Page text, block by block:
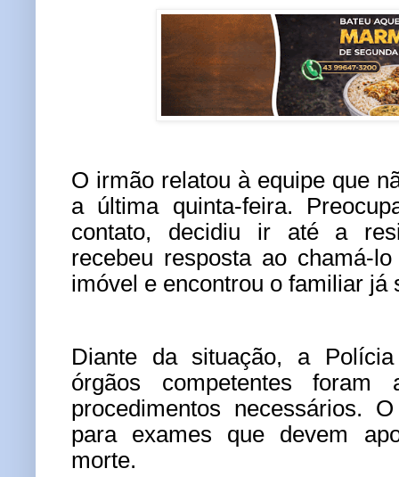
O irmão relatou à equipe que
a última quinta-feira.
contato, decidiu ir até a
recebeu resposta ao chamá-
imóvel e encontrou o familiar já
Diante da situação, a
órgãos competentes foram
procedimentos necessários.
para exames que devem
morte.